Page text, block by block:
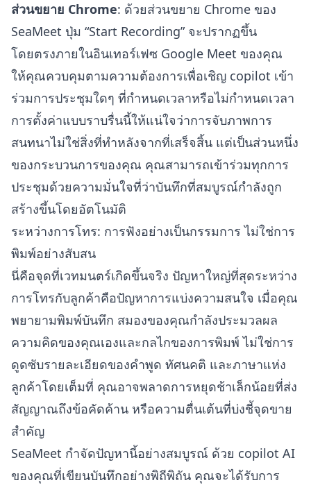
ส่วนขยาย Chrome: ด้วยส่วนขยาย Chrome ของ
SeaMeet ปุ่ม “Start Recording” จะปรากฏขึ้น
โดยตรงภายในอินเทอร์เฟซ Google Meet ของคุณ
ให้คุณควบคุมตามความต้องการเพื่อเชิญ copilot เข้า
ร่วมการประชุมใดๆ ที่กำหนดเวลาหรือไม่กำหนดเวลา
การตั้งค่าแบบราบรื่นนี้ให้แน่ใจว่าการจับภาพการ
สนทนาไม่ใช่สิ่งที่ทำหลังจากที่เสร็จสิ้น แต่เป็นส่วนหนึ่ง
ของกระบวนการของคุณ คุณสามารถเข้าร่วมทุกการ
ประชุมด้วยความมั่นใจที่ว่าบันทึกที่สมบูรณ์กำลังถูก
สร้างขึ้นโดยอัตโนมัติ
ระหว่างการโทร: การฟังอย่างเป็นกรรมการ ไม่ใช่การ
พิมพ์อย่างสับสน
นี่คือจุดที่เวทมนตร์เกิดขึ้นจริง ปัญหาใหญ่ที่สุดระหว่าง
การโทรกับลูกค้าคือปัญหาการแบ่งความสนใจ เมื่อคุณ
พยายามพิมพ์บันทึก สมองของคุณกำลังประมวลผล
ความคิดของคุณเองและกลไกของการพิมพ์ ไม่ใช่การ
ดูดซับรายละเอียดของคำพูด ทัศนคติ และภาษาแห่ง
ลูกค้าโดยเต็มที่ คุณอาจพลาดการหยุดช้าเล็กน้อยที่ส่ง
สัญญาณถึงข้อคัดค้าน หรือความตื่นเต้นที่บ่งชี้จุดขาย
สำคัญ
SeaMeet กำจัดปัญหานี้อย่างสมบูรณ์ ด้วย copilot AI
ของคุณที่เขียนบันทึกอย่างพิถีพิถัน คุณจะได้รับการ